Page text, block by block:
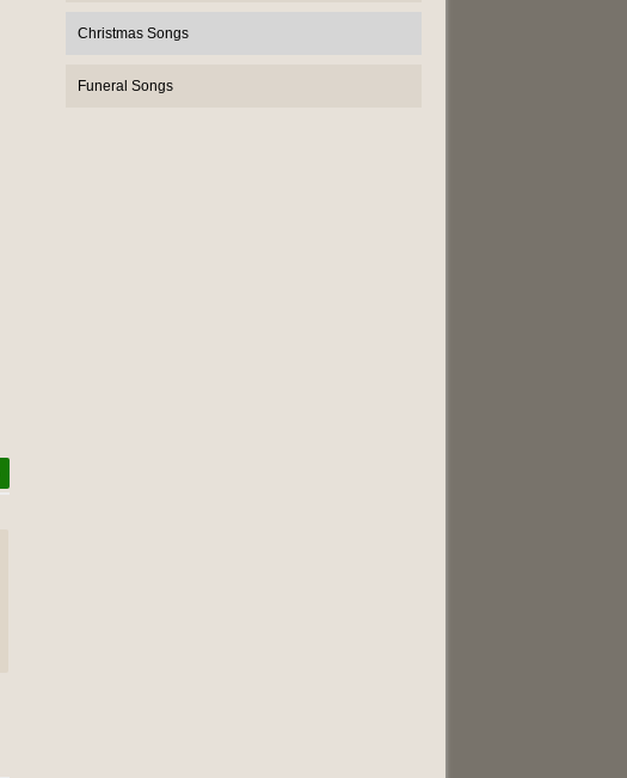
Christmas Songs
Funeral Songs